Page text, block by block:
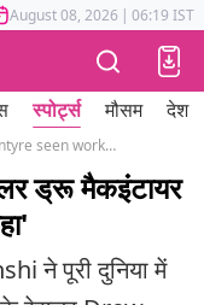
Mumbai Tak Astrotak
August 08, 2026 | 06:19 IST
स्पोर्ट्स मौसम देश
WWE Wrestler Drew McIntyre seen working out wearing Vaibhav Sooryavanshi Jersey
ड्रू मैकइंटायर
ने पूरी दुनिया में